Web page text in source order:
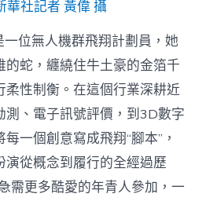
華社記者 黃偉 攝
一位無人機群飛翔計劃員，她
的蛇，纏繞住牛土豪的金箔千
柔性制衡。在這個行業深耕近
測、電子訊號評價，到3D數字
一個創意寫成飛翔“腳本”，
從概念到履行的全經過歷
需更多酷愛的年青人參加，一